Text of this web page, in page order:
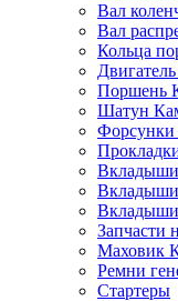
Вал
Вал
Кольца
Поршень
Шатун
Форсунки
Запчасти
Маховик
Ремни
Стартеры